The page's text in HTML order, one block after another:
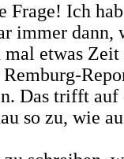
Frage! Ich
immer dann,
etwas
Das trifft
so zu, wie